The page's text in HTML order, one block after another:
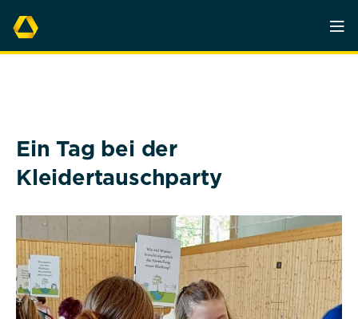
Ein Tag bei der
Kleidertauschparty